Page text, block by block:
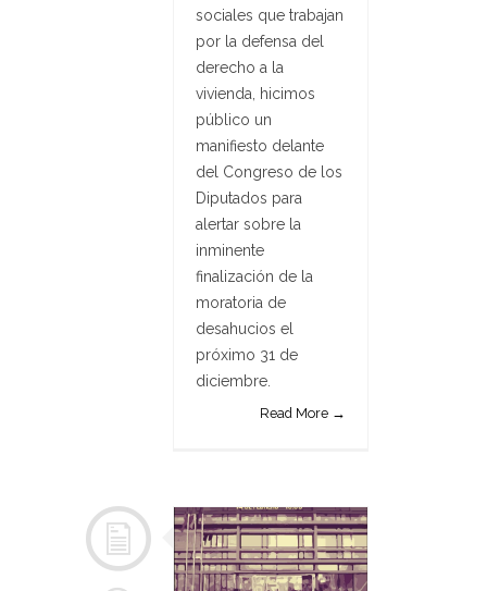
sociales que trabajan
por la defensa del
derecho a la
vivienda, hicimos
público un
manifiesto delante
del Congreso de los
Diputados para
alertar sobre la
inminente
finalización de la
moratoria de
desahucios el
próximo 31 de
diciembre.
Read More →